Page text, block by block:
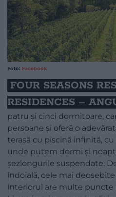
Foto: Facebook
FOUR SEASONS
RESIDENCES –
patru și cinci dormitoare,
persoane și oferă o
terasă cu piscină infinită,
unde putem dormi și
șezlongurile suspendate.
îndoială, cele mai
interiorul are multe